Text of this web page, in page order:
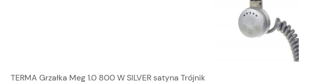
TERMA Grzałka Meg 1.0 800 W SILVER satyna Trójnik